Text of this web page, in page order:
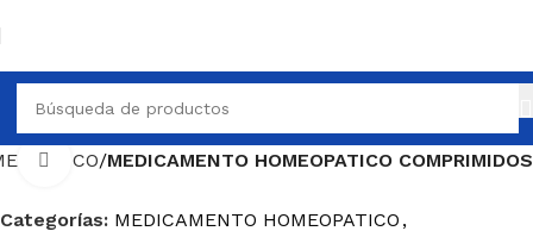
MEDICAMENTO HOMEOPATICO COMPRIMIDOS
Haga Click para agrandar
Categorías: MEDICAMENTO HOMEOPATICO ,